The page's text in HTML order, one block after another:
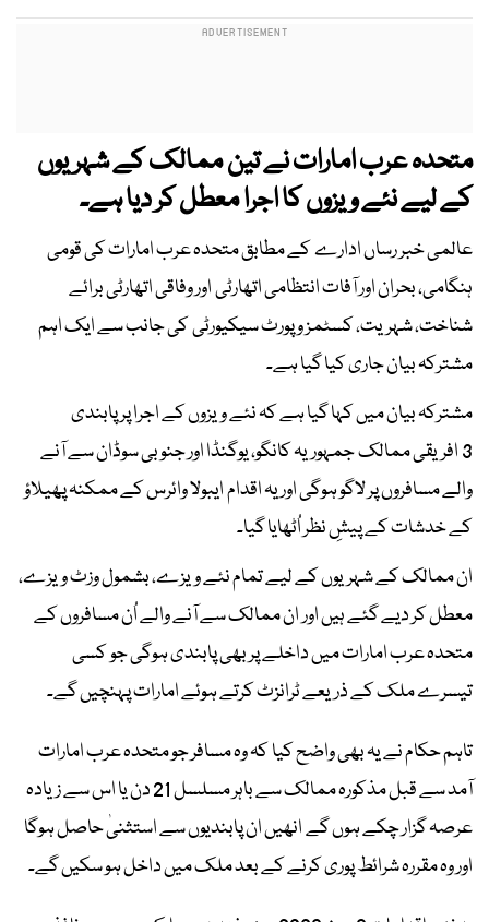
متحدہ عرب امارات نے تین ممالک کے شہریوں
کے لیے نئے ویزوں کا اجرا معطل کر دیا ہے۔
عالمی خبر رساں ادارے کے مطابق متحدہ عرب امارات کی قومی
ہنگامی، بحران اور آفات انتظامی اتھارٹی اور وفاقی اتھارٹی برائے
شناخت، شہریت، کسٹمز و پورٹ سیکیورٹی کی جانب سے ایک اہم
مشترکہ بیان جاری کیا گیا ہے۔
مشترکہ بیان میں کہا گیا ہے کہ نئے ویزوں کے اجرا پر پابندی
3 افریقی ممالک جمہوریہ کانگو، یوگنڈا اور جنوبی سوڈان سے آنے
والے مسافروں پر لاگو ہوگی اور یہ اقدام ایبولا وائرس کے ممکنہ پھیلاؤ
کے خدشات کے پیشِ نظر اُٹھایا گیا۔
ان ممالک کے شہریوں کے لیے تمام نئے ویزے، بشمول وزٹ ویزے،
معطل کر دیے گئے ہیں اور ان ممالک سے آنے والے اُن مسافروں کے
متحدہ عرب امارات میں داخلے پر بھی پابندی ہوگی جو کسی
تیسرے ملک کے ذریعے ٹرانزٹ کرتے ہوئے امارات پہنچیں گے۔
تاہم حکام نے یہ بھی واضح کیا کہ وہ مسافر جو متحدہ عرب امارات
آمد سے قبل مذکورہ ممالک سے باہر مسلسل 21 دن یا اس سے زیادہ
عرصہ گزار چکے ہوں گے انھیں ان پابندیوں سے استثنیٰ حاصل ہوگا
اور وہ مقررہ شرائط پوری کرنے کے بعد ملک میں داخل ہو سکیں گے۔